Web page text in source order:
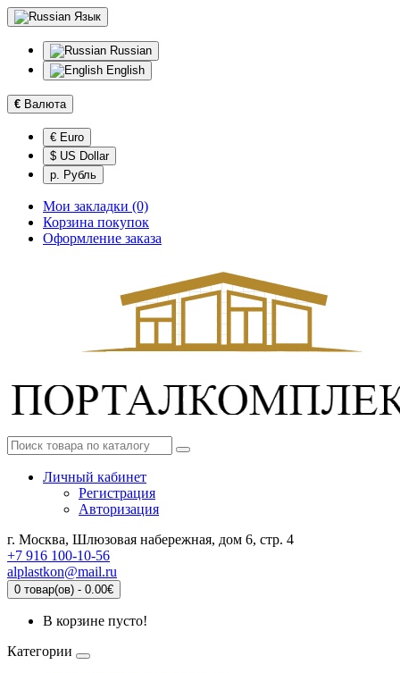
Язык
Russian
English
€ Валюта
€ Euro
$ US Dollar
р. Рубль
Мои закладки (0)
Корзина покупок
Оформление заказа
Личный кабинет
Регистрация
Авторизация
г. Москва, Шлюзовая набережная, дом 6, стр. 4
+7 916 100-10-56
alplastkon@mail.ru
0 товар(ов) - 0.00€
В корзине пусто!
Категории